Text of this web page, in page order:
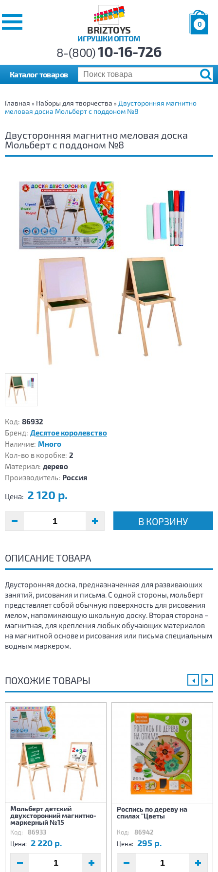
BRIZTOYS
ИГРУШКИ ОПТОМ
0
р.
8-(800)10-16-726
Каталог товаров
Главная » Наборы для творчества » Двусторонняя магнитно
меловая доска Мольберт с поддоном №8
Двусторонняя магнитно меловая доска
Мольберт с поддоном №8
Код: 86932
Бренд: Десятое королевство
Наличие: Много
Кол-во в коробке: 2
Материал: дерево
Производитель: Россия
Цена: 2 120 р.
В КОРЗИНУ
ОПИСАНИЕ ТОВАРА
Двусторонняя доска, предназначенная для развивающих
занятий, рисования и письма. С одной стороны, мольберт
представляет собой обычную поверхность для рисования
мелом, напоминающую школьную доску. Вторая сторона –
магнитная, для крепления любых обучающих материалов
на магнитной основе и рисования или письма специальным
водным маркером.
ПОХОЖИЕ ТОВАРЫ
Мольберт детский
двухсторонний магнитно-
маркерный №15
Код: 86933
Цена: 2 220 р.
Роспись по дереву на
спилах "Цветы
Код: 86942
Цена: 295 р.